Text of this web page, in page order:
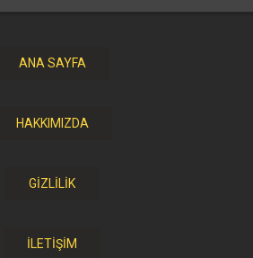
ANA SAYFA
HAKKIMIZDA
GİZLİLİK
İLETİŞİM